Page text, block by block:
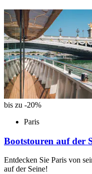
bis zu -20%
Paris
Bootstouren auf der
Entdecken Sie Paris von
auf der Seine!